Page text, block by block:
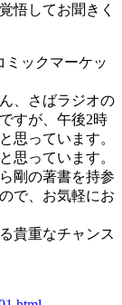
悟してお聞きく
ックマーケッ
、さばラジオの
すが、午後2時
思っています。
思っています。
剛の著書を持参
で、お気軽にお
貴重なチャンス